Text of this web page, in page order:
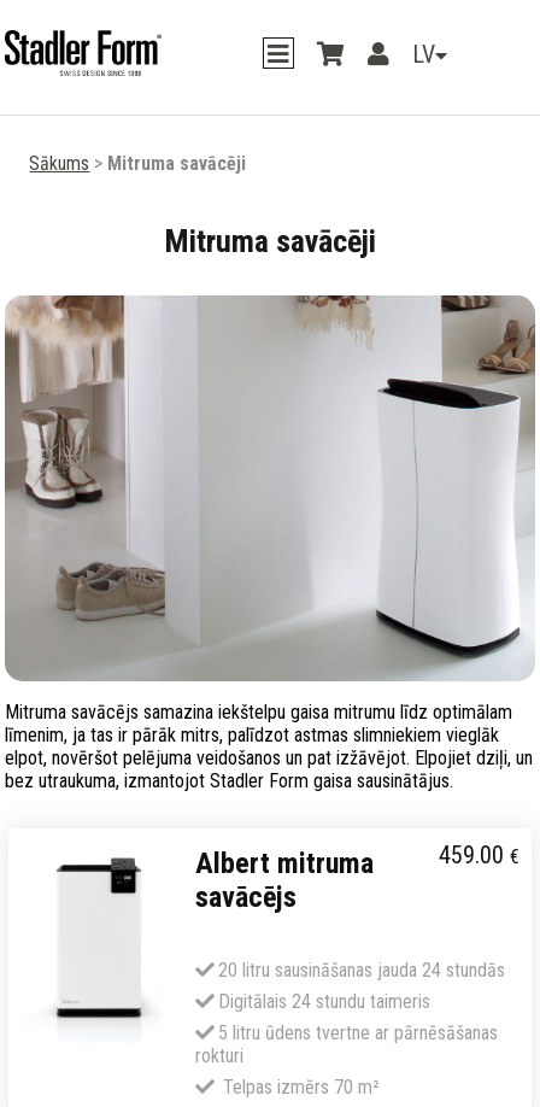
LV
Sākums > Mitruma savācēji
Mitruma savācēji
Mitruma savācējs samazina iekštelpu gaisa mitrumu līdz optimālam
līmenim, ja tas ir pārāk mitrs, palīdzot astmas slimniekiem vieglāk
elpot, novēršot pelējuma veidošanos un pat izžāvējot. Elpojiet dziļi, un
bez utraukuma, izmantojot Stadler Form gaisa sausinātājus.
459.00€
Albert mitruma
savācējs
20 litru sausināšanas jauda 24 stundās
Digitālais 24 stundu taimeris
5 litru ūdens tvertne ar pārnēsāšanas
rokturi
Telpas izmērs 70 m²